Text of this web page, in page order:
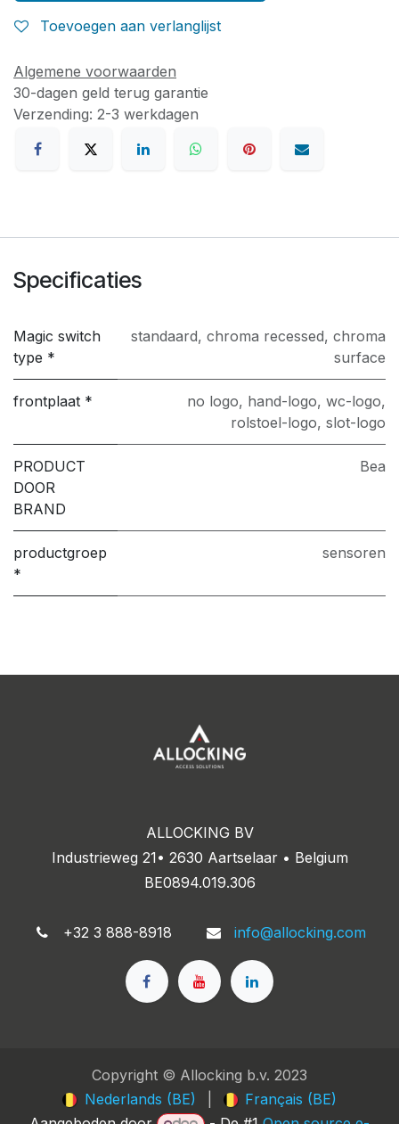
Toevoegen aan verlanglijst
Algemene voorwaarden
30-dagen geld terug garantie
Verzending: 2-3 werkdagen
Specificaties
Magic switch
type *
standaard, chroma recessed, chroma
surface
frontplaat * no logo, hand-logo, wc-logo,
rolstoel-logo, slot-logo
PRODUCT
DOOR
BRAND
Bea
productgroep
*
sensoren
ALLOCKING BV
Industrieweg 21• 2630 Aartselaar • Belgium
BE0894.019.306
+32 3 888-8918 info@allocking.com
Copyright © Allocking b.v. 2023
Nederlands (BE)
Français (BE)